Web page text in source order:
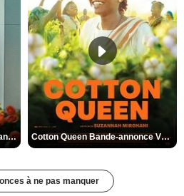
Des Fleurs pour Tokyo Bande-annonce VO STFR Cotton Queen Bande-annonce VO STFR
à ne pas manquer